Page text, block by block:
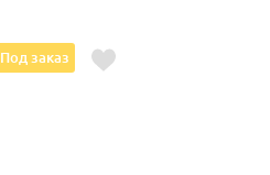
Под заказ